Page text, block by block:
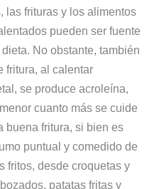
las frituras y los alimentos
pueden ser fuente
No obstante, también
fritura, al calentar
se produce acroleína,
cuanto más se cuide
buena fritura, si bien es
puntual y comedido de
fritos, desde croquetas y
patatas fritas y